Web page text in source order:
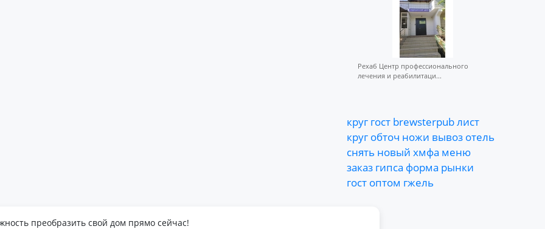
Рехаб Центр профессионального
лечения и реабилитаци...
круг гост brewsterpubлист
круг обточ ножи вывоз отель
снять новый хмфа меню
заказ гипса форма рынки
гост оптом гжель
преобразить свой дом прямо сейчас!